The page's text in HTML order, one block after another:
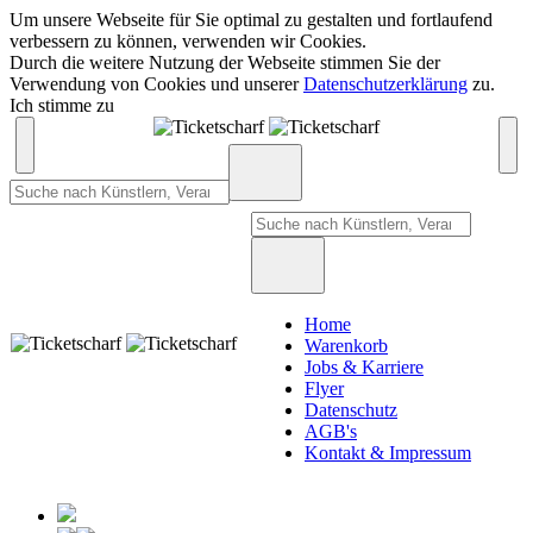
Um unsere Webseite für Sie optimal zu gestalten und fortlaufend
verbessern zu können, verwenden wir Cookies.
Durch die weitere Nutzung der Webseite stimmen Sie der
Verwendung von Cookies und unsererDatenschutzerklärung zu.
Ich stimme zu
Home
Warenkorb
Jobs & Karriere
Flyer
Datenschutz
AGB's
Kontakt & Impressum